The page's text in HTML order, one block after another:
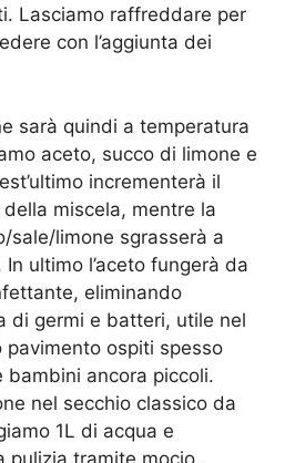
Lasciamo raffreddare per
con l’aggiunta dei
sarà quindi a temperatura
aceto, succo di limone e
incrementerà il
miscela, mentre la
sale/limone sgrasserà a
ultimo l’aceto fungerà da
eliminando
di germi e batteri, utile nel
pavimento ospiti spesso
bambini ancora piccoli.
nel secchio classico da
1L di acqua e
pulizia tramite mocio.